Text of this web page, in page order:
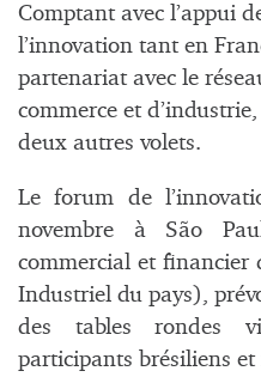
Comptant avec l’appui
l’innovation tant en
partenariat avec le
commerce et
deux autres volets.
Le forum de
novembre à São
commercial et financier
Industriel du pays),
des tables rondes
participants brésiliens et